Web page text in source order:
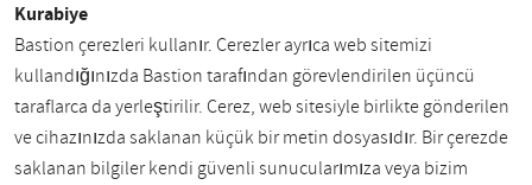
Kurabiye
Bastion çerezleri kullanır. Çerezler ayrıca web sitemizi
kullandığınızda Bastion tarafından görevlendirilen üçüncü
taraflarca da yerleştirilir. Çerez, web sitesiyle birlikte gönderilen
ve cihazınızda saklanan küçük bir metin dosyasıdır. Bir çerezde
saklanan bilgiler kendi güvenli sunucularımıza veya bizim